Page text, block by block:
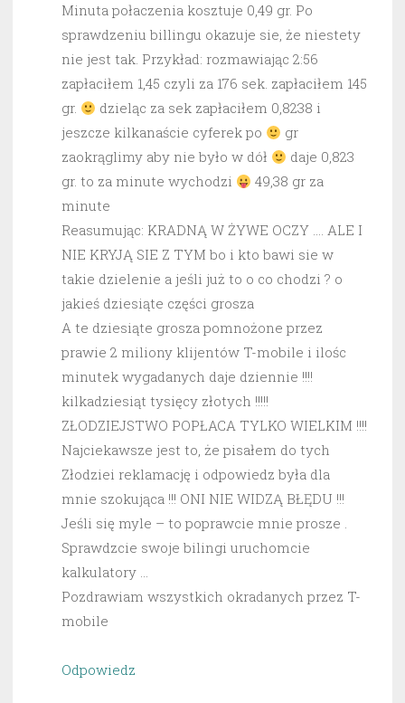
Minuta połaczenia kosztuje 0,49 gr. Po
sprawdzeniu billingu okazuje sie, że niestety
nie jest tak. Przykład: rozmawiając 2:56
zapłaciłem 1,45 czyli za 176 sek. zapłaciłem 145
gr.
dzieląc za sek zapłaciłem 0,8238 i
jeszcze kilkanaście cyferek po
gr
zaokrąglimy aby nie było w dół
daje 0,823
gr. to za minute wychodzi
49,38 gr za
minute
Reasumując: KRADNĄ W ŻYWE OCZY …. ALE I
NIE KRYJĄ SIE Z TYM bo i kto bawi sie w
takie dzielenie a jeśli już to o co chodzi ? o
jakieś dziesiąte części grosza
A te dziesiąte grosza pomnożone przez
prawie 2 miliony klijentów T-mobile i ilośc
minutek wygadanych daje dziennie !!!!
kilkadziesiąt tysięcy złotych !!!!!
ZŁODZIEJSTWO POPŁACA TYLKO WIELKIM !!!!
Najciekawsze jest to, że pisałem do tych
Złodziei reklamację i odpowiedz była dla
mnie szokująca !!! ONI NIE WIDZĄ BŁĘDU !!!
Jeśli się myle – to poprawcie mnie prosze .
Sprawdzcie swoje bilingi uruchomcie
kalkulatory …
Pozdrawiam wszystkich okradanych przez T-
mobile
Odpowiedz